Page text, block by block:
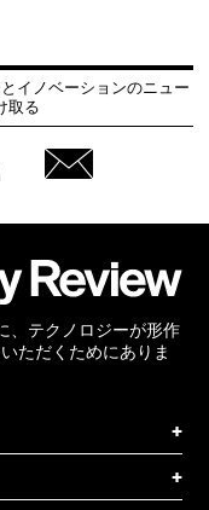
イノベーションのニュー
取る
、テクノロジーが形作
ただくためにありま
+
+